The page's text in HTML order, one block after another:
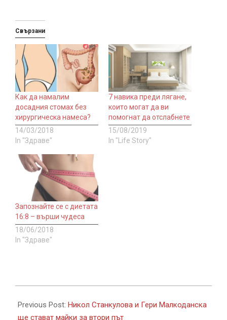
Свързани
Как да намалим
досадния стомах без
хирургическа намеса?
14/03/2018
In "Здраве"
7 навика преди лягане,
които могат да ви
помогнат да отслабнете
15/08/2019
In "Life Story"
Запознайте се с диетата
16:8 – върши чудеса
18/06/2018
In "Здраве"
07-
14
Previous Post: Никол Станкулова и Гери Малкоданска
ще стават майки за втори път